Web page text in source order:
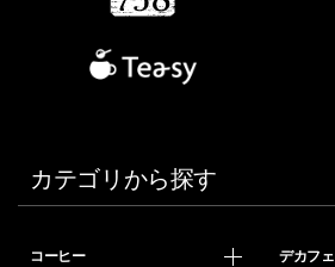
カテゴリから探す
コーヒー デカフェ